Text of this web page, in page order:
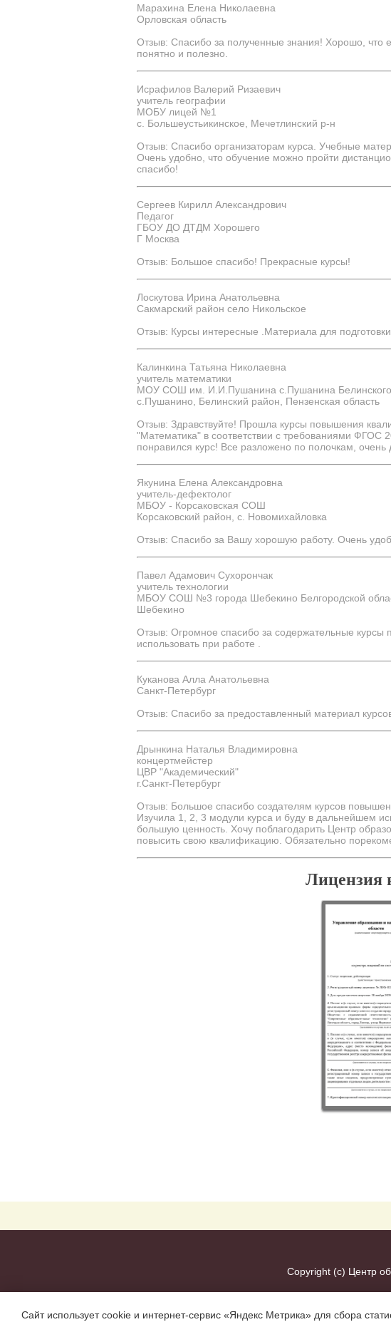
Марахина Елена Николаевна
Орловская область
Отзыв: Спасибо за полученные знания! Хорошо, что
понятно и полезно.
Исрафилов Валерий Ризаевич
учитель географии
МОБУ лицей №1
с. Большеустьикинское, Мечетлинский р-н
Отзыв: Спасибо организаторам курса. Учебные
Очень удобно, что обучение можно пройти
спасибо!
Сергеев Кирилл Александрович
Педагог
ГБОУ ДО ДТДМ Хорошего
Г Москва
Отзыв: Большое спасибо! Прекрасные курсы!
Лоскутова Ирина Анатольевна
Сакмарский район село Никольское
Отзыв: Курсы интересные .Материала для
Калинкина Татьяна Николаевна
учитель математики
МОУ СОШ им. И.И.Пушанина с.Пушанина Белинского
с.Пушанино, Белинский район, Пензенская область
Отзыв: Здравствуйте! Прошла курсы повышения
"Математика" в соответствии с требованиями ФГОС
понравился курс! Все разложено по полочкам,
Якунина Елена Александровна
учитель-дефектолог
МБОУ - Корсаковская СОШ
Корсаковский район, с. Новомихайловка
Отзыв: Спасибо за Вашу хорошую работу. Очень
Павел Адамович Сухорончак
учитель технологии
МБОУ СОШ №3 города Шебекино Белгородской
Шебекино
Отзыв: Огромное спасибо за содержательные
использовать при работе .
Куканова Алла Анатольевна
Санкт-Петербург
Отзыв: Спасибо за предоставленный материал
Дрынкина Наталья Владимировна
концертмейстер
ЦВР "Академический"
г.Санкт-Петербург
Отзыв: Большое спасибо создателям курсов
Изучила 1, 2, 3 модули курса и буду в дальнейшем
большую ценность. Хочу поблагодарить Центр
повысить свою квалификацию. Обязательно
Лицензия
Copyright (c) Центр
Сайт использует cookie и интернет-сервис «Яндекс Метрика» для сбора